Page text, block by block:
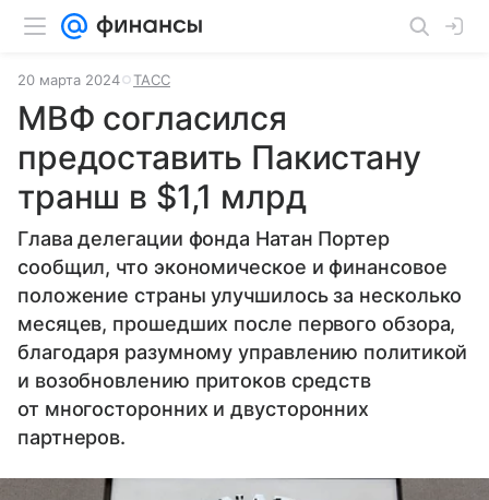
20 марта 2024 ТАСС
МВФ согласился
предоставить Пакистану
транш в $1,1 млрд
Глава делегации фонда Натан Портер
сообщил, что экономическое и финансовое
положение страны улучшилось за несколько
месяцев, прошедших после первого обзора,
благодаря разумному управлению политикой
и возобновлению притоков средств
от многосторонних и двусторонних
партнеров.